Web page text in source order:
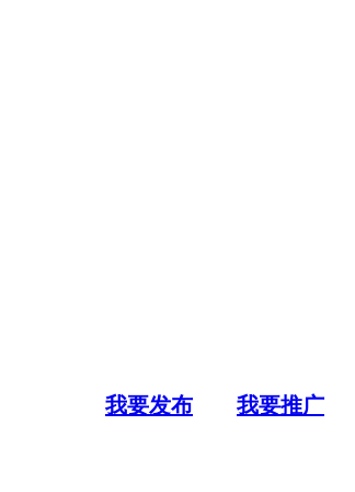
我要发布 我要推广